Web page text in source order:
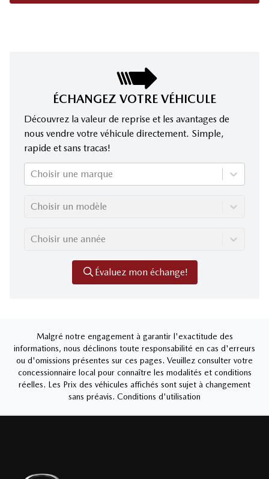
ÉCHANGEZ VOTRE VÉHICULE
Découvrez la valeur de reprise et les avantages de
nous vendre votre véhicule directement. Simple,
rapide et sans tracas!
Choisir une marque
Choisir un modèle
Choisir une année
Évaluez mon échange!
Malgré notre engagement à garantir l'exactitude des
informations, nous déclinons toute responsabilité en cas d'erreurs
ou d'omissions présentes sur ces pages. Veuillez consulter votre
concessionnaire local pour connaître les modalités et conditions
réelles. Les Prix des véhicules affichés sont sujet à changement
sans préavis. Conditions d'utilisation